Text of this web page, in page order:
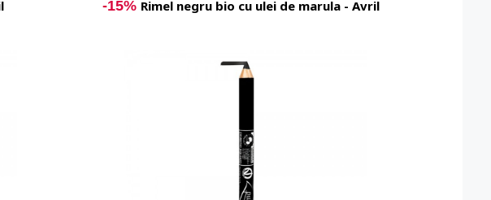
-15% Rimel negru bio cu ulei de marula - Avril